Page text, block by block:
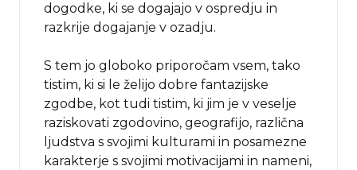
dogodke, ki se dogajajo v ospredju in
razkrije dogajanje v ozadju.
S tem jo globoko priporočam vsem, tako
tistim, ki si le želijo dobre fantazijske
zgodbe, kot tudi tistim, ki jim je v veselje
raziskovati zgodovino, geografijo, različna
ljudstva s svojimi kulturami in posamezne
karakterje s svojimi motivacijami in nameni,